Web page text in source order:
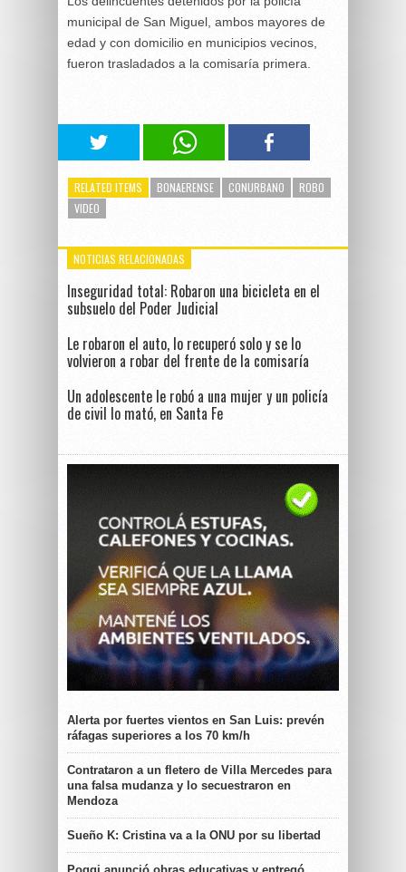
municipal de San Miguel, ambos mayores de
edad y con domicilio en municipios vecinos,
fueron trasladados a la comisaría primera.
RELATED ITEMS BONAERENSE CONURBANO
ROBO
VIDEO
NOTICIAS RELACIONADAS
Inseguridad total: Robaron una bicicleta en el
subsuelo del Poder Judicial
Le robaron el auto, lo recuperó solo y se lo
volvieron a robar del frente de la comisaría
Un adolescente le robó a una mujer y un policía
de civil lo mató, en Santa Fe
Alerta por fuertes vientos en San Luis: prevén
ráfagas superiores a los 70 km/h
Contrataron a un fletero de Villa Mercedes para
una falsa mudanza y lo secuestraron en
Mendoza
Sueño K: Cristina va a la ONU por su libertad